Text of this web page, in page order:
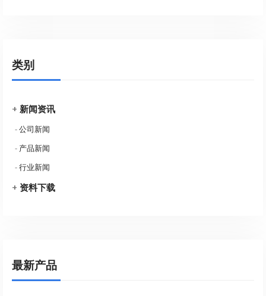
类别
+ 新闻资讯
-公司新闻
- 产品新闻
-行业新闻
+ 资料下载
最新产品